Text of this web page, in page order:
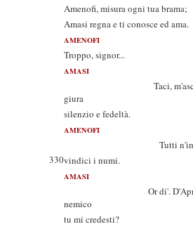
Amenofi, misura ogni tua brama;
Amasi regna e ti conosce ed ama.
AMENOFI
Troppo, signor...
AMASI
Taci,
giura
silenzio e fedeltà.
AMENOFI
Tutti
330vindici i numi.
AMASI
Or di'.
nemico
tu mi credesti?